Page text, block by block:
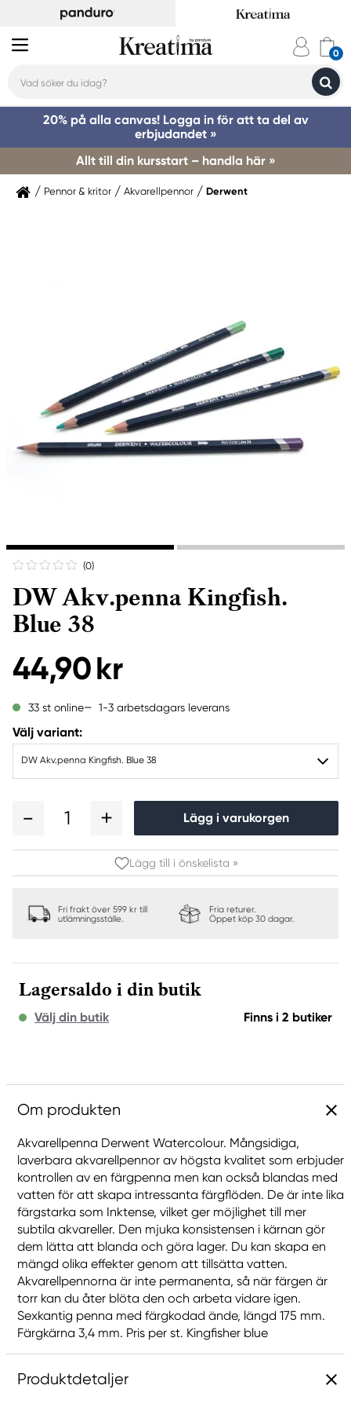
20% på alla canvas! Logga in för att ta del av
erbjudandet »
Allt till din kursstart – handla här »
Pennor & kritor Akvarellpennor Derwent
(0)
DW Akv.penna Kingfish.
Blue 38
44,90 kr
33 st online 1-3 arbetsdagars leverans
Välj variant:
DW Akv.penna Kingfish. Blue 38
1 Lägg i varukorgen
Lägg till i önskelista »
Fri frakt över 599 kr till
utlämningsställe.
Fria returer.
Öppet köp 30 dagar.
Lagersaldo i din butik
Välj din butik Finns i 2 butiker
Om produkten
Akvarellpenna Derwent Watercolour. Mångsidiga,
laverbara akvarellpennor av högsta kvalitet som erbjuder
kontrollen av en färgpenna men kan också blandas med
vatten för att skapa intressanta färgflöden. De är inte lika
färgstarka som Inktense, vilket ger möjlighet till mer
subtila akvareller. Den mjuka konsistensen i kärnan gör
dem lätta att blanda och göra lager. Du kan skapa en
mängd olika effekter genom att tillsätta vatten.
Akvarellpennorna är inte permanenta, så när färgen är
torr kan du åter blöta den och arbeta vidare igen.
Sexkantig penna med färgkodad ände, längd 175 mm.
Färgkärna 3,4 mm. Pris per st. Kingfisher blue
Produktdetaljer